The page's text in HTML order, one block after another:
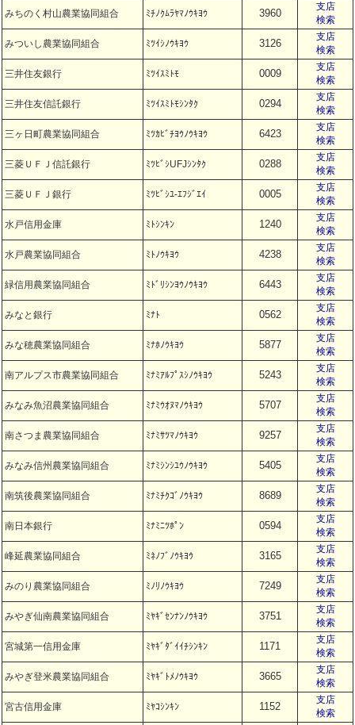
みちのく村山農業協同組合 ﾐﾁﾉｸﾑﾗﾔﾏﾉｳｷﾖｳ 3960
支店
検索
みついし農業協同組合 ﾐﾂｲｼﾉｳｷﾖｳ 3126
支店
検索
三井住友銀行 ﾐﾂｲｽﾐﾄﾓ 0009
支店
検索
三井住友信託銀行 ﾐﾂｲｽﾐﾄﾓｼﾝﾀｸ 0294
支店
検索
三ヶ日町農業協同組合 ﾐﾂｶﾋﾞﾁﾖｳﾉｳｷﾖｳ 6423
支店
検索
三菱ＵＦＪ信託銀行 ﾐﾂﾋﾞｼUFJｼﾝﾀｸ 0288
支店
検索
三菱ＵＦＪ銀行 ﾐﾂﾋﾞｼﾕ-ｴﾌｼﾞｴｲ 0005
支店
検索
水戸信用金庫 ﾐﾄｼﾝｷﾝ 1240
支店
検索
水戸農業協同組合 ﾐﾄﾉｳｷﾖｳ 4238
支店
検索
緑信用農業協同組合 ﾐﾄﾞﾘｼﾝﾖｳﾉｳｷﾖｳ 6443
支店
検索
みなと銀行 ﾐﾅﾄ 0562
支店
検索
みな穂農業協同組合 ﾐﾅﾎﾉｳｷﾖｳ 5877
支店
検索
南アルプス市農業協同組合 ﾐﾅﾐｱﾙﾌﾟｽｼﾉｳｷﾖｳ 5243
支店
検索
みなみ魚沼農業協同組合 ﾐﾅﾐｳｵﾇﾏﾉｳｷﾖｳ 5707
支店
検索
南さつま農業協同組合 ﾐﾅﾐｻﾂﾏﾉｳｷﾖｳ 9257
支店
検索
みなみ信州農業協同組合 ﾐﾅﾐｼﾝｼﾕｳﾉｳｷﾖｳ 5405
支店
検索
南筑後農業協同組合 ﾐﾅﾐﾁｸｺﾞﾉｳｷﾖｳ 8689
支店
検索
南日本銀行 ﾐﾅﾐﾆﾂﾎﾟﾝ 0594
支店
検索
峰延農業協同組合 ﾐﾈﾉﾌﾞﾉｳｷﾖｳ 3165
支店
検索
みのり農業協同組合 ﾐﾉﾘﾉｳｷﾖｳ 7249
支店
検索
みやぎ仙南農業協同組合 ﾐﾔｷﾞｾﾝﾅﾝﾉｳｷﾖｳ 3751
支店
検索
宮城第一信用金庫 ﾐﾔｷﾞﾀﾞｲｲﾁｼﾝｷﾝ 1171
支店
検索
みやぎ登米農業協同組合 ﾐﾔｷﾞﾄﾒﾉｳｷﾖｳ 3665
支店
検索
宮古信用金庫 ﾐﾔｺｼﾝｷﾝ 1152
支店
検索